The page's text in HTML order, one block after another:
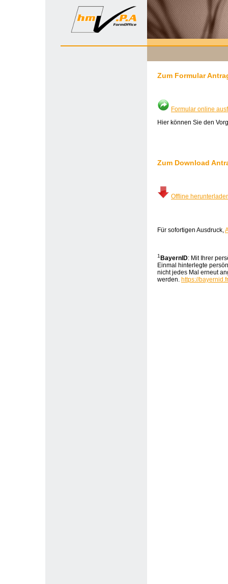
Zum Formular
Formular online
Hier können Sie den
Zum Download
Offline
Für sofortigen Ausdruck,
1 BayernID: Mit Ihrer
Einmal hinterlegte
nicht jedes Mal erneut
werden. https://